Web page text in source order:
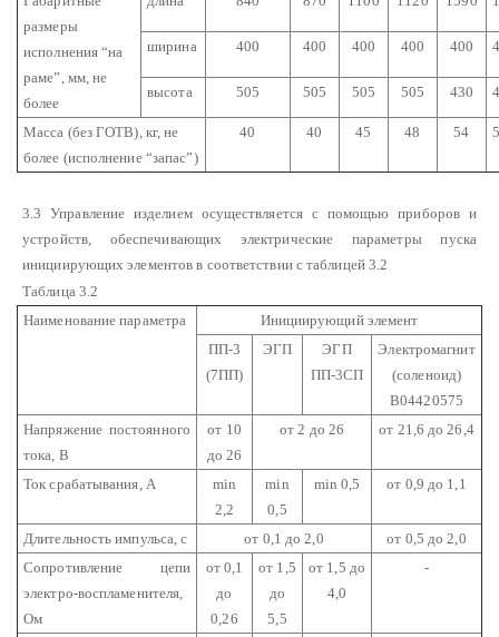
размеры
исполнения “на
раме”, мм, не
более
ширина 400 400 400 400 400
высота 505 505 505 505 430
Масса (без ГОТВ), кг, не
более (исполнение “запас”)
40 40 45 48 54
3.3 Управление изделием осуществляется с помощью приборов и
устройств, обеспечивающих электрические параметры пуска
инициирующих элементов в соответствии с таблицей 3.2
Таблица 3.2
Наименование параметра
Инициирующий элемент
ПП-3
(7ПП)
ЭГП
ЭГП
ПП-3СП
Электромагнит
(соленоид)
В04420575
Напряжение постоянного
тока, В
от 10
до 26
от 2 до 26 от 21,6 до 26,4
Ток срабатывания, А
min
2,2
min
0,5
min 0,5 от 0,9 до 1,1
Длительность импульса, с от 0,1 до 2,0
от 0,5 до 2,0
Сопротивление цепи
электро-воспламенителя,
Ом
от 0,1
до
0,26
от 1,5
до
5,5
от 1,5 до
4,0
-